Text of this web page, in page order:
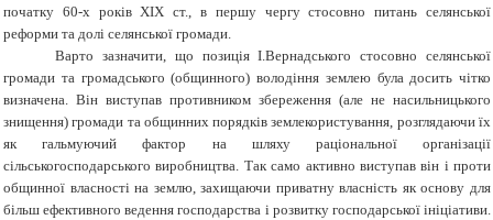
початку 60-х років ХІХ ст., в першу чергу стосовно питань селянської
реформи та долі селянської громади.
Варто зазначити, що позиція І.Вернадського стосовно селянської
громади та громадського (общинного) володіння землею була досить чітко
визначена. Він виступав противником збереження (але не насильницького
знищення) громади та общинних порядків землекористування, розглядаючи їх
як гальмуючий фактор на шляху раціональної організації
сільськогосподарського виробництва. Так само активно виступав він і проти
общинної власності на землю, захищаючи приватну власність як основу для
більш ефективного ведення господарства і розвитку господарської ініціативи.